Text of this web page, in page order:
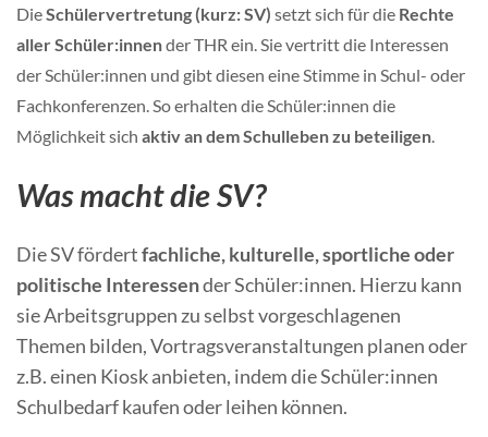
DieSchülervertretung (kurz: SV) setzt sich für die Rechte
aller Schüler:innender THR ein. Sie vertritt die Interessen
der Schüler:innen und gibt diesen eine Stimme in Schul- oder
Fachkonferenzen. So erhalten die Schüler:innen die
Möglichkeit sich aktiv an dem Schulleben zu beteiligen.
Was macht die SV?
Die SV fördertfachliche, kulturelle, sportliche oder
politische Interessender Schüler:innen. Hierzu kann
sie Arbeitsgruppen zu selbst vorgeschlagenen
Themen bilden, Vortragsveranstaltungen planen oder
z.B. einen Kiosk anbieten, indem die Schüler:innen
Schulbedarf kaufen oder leihen können.